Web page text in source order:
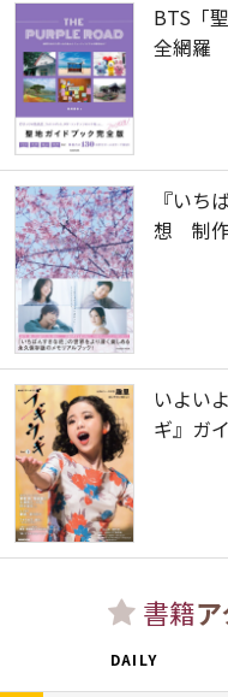
BTS「
全網羅
『いち
想 制作
いよい
ギ』ガ
書籍
DAILY